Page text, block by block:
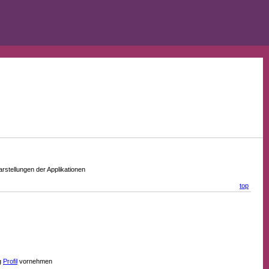
der Applikationen
top
Profil vornehmen